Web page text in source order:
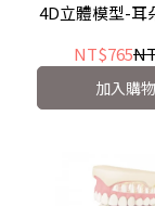
4D立體模型-耳
NT$765
加入購